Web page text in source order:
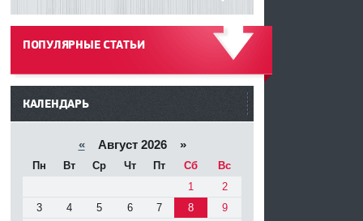
ПОПУЛЯРНЫЕ СТАТЬИ
------
КАЛЕНДАРЬ
«Август 2026 »
Пн Вт Ср Чт Пт Сб
Вс
1
2
3
4 5 6 7 8
9